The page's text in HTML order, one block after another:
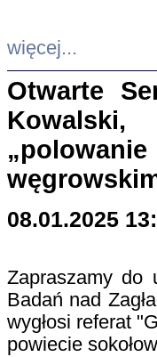
więcej...
Otwarte
08.01.2025
Zapraszamy do
Badań nad
wygłosi referat
powiecie